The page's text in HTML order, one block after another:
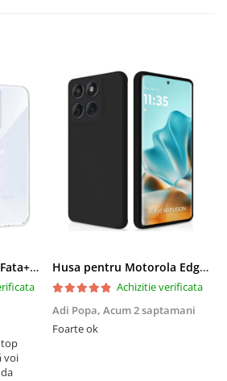
: Urmele de amprente, apa sau grasimea
foliei, pastrand ecranul curat si clar.
Husa Protectie 360° (Fata+Spate) compatibila Samsung Galaxy A55 5G, Transparanta, Protectie Completa
voi
Husa pentru Motorola Edge 60 Fusion din sIlicon catifelat cu interior din microfibra si protectie la camere - Negru
Achizitie verificata
Adi Popa, Acum 2 saptamani
Foarte ok